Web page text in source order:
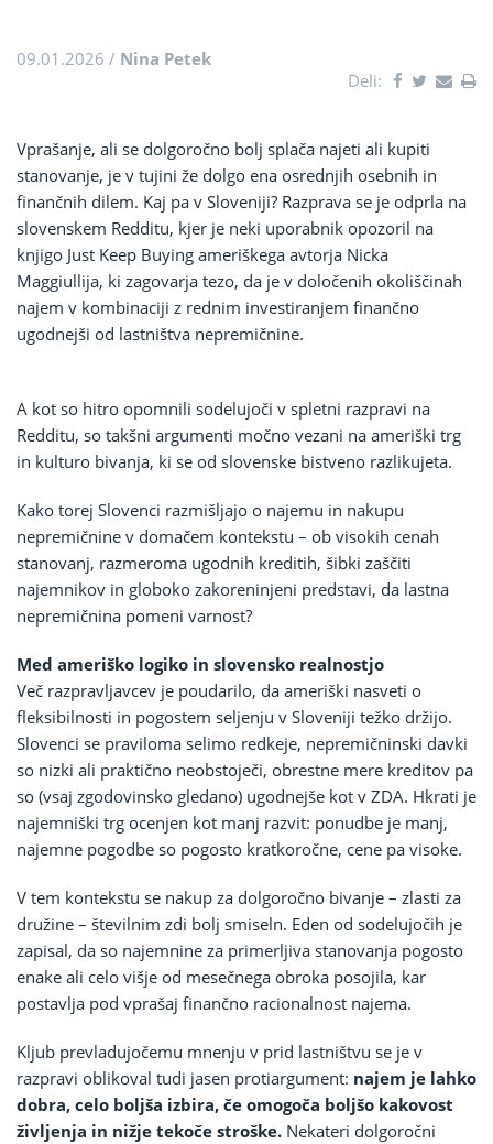
09.01.2026 / Nina Petek
Deli:
Vprašanje, ali se dolgoročno bolj splača najeti ali kupiti
stanovanje, je v tujini že dolgo ena osrednjih osebnih in
finančnih dilem. Kaj pa v Sloveniji? Razprava se je odprla na
slovenskem Redditu, kjer je neki uporabnik opozoril na
knjigo Just Keep Buying ameriškega avtorja Nicka
Maggiullija, ki zagovarja tezo, da je v določenih okoliščinah
najem v kombinaciji z rednim investiranjem finančno
ugodnejši od lastništva nepremičnine.
A kot so hitro opomnili sodelujoči v spletni razpravi na
Redditu, so takšni argumenti močno vezani na ameriški trg
in kulturo bivanja, ki se od slovenske bistveno razlikujeta.
Kako torej Slovenci razmišljajo o najemu in nakupu
nepremičnine v domačem kontekstu – ob visokih cenah
stanovanj, razmeroma ugodnih kreditih, šibki zaščiti
najemnikov in globoko zakoreninjeni predstavi, da lastna
nepremičnina pomeni varnost?
Med ameriško logiko in slovensko realnostjo
Več razpravljavcev je poudarilo, da ameriški nasveti o
fleksibilnosti in pogostem seljenju v Sloveniji težko držijo.
Slovenci se praviloma selimo redkeje, nepremičninski davki
so nizki ali praktično neobstoječi, obrestne mere kreditov pa
so (vsaj zgodovinsko gledano) ugodnejše kot v ZDA. Hkrati je
najemniški trg ocenjen kot manj razvit: ponudbe je manj,
najemne pogodbe so pogosto kratkoročne, cene pa visoke.
V tem kontekstu se nakup za dolgoročno bivanje – zlasti za
družine – številnim zdi bolj smiseln. Eden od sodelujočih je
zapisal, da so najemnine za primerljiva stanovanja pogosto
enake ali celo višje od mesečnega obroka posojila, kar
postavlja pod vprašaj finančno racionalnost najema.
Kljub prevladujočemu mnenju v prid lastništvu se je v
razpravi oblikoval tudi jasen protiargument: najem je lahko
dobra, celo boljša izbira, če omogoča boljšo kakovost
življenja in nižje tekoče stroške. Nekateri dolgoročni